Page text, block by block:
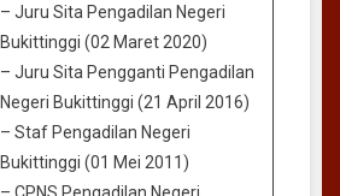
– Juru Sita Pengadilan Negeri
Bukittinggi (02 Maret 2020)
– Juru Sita Pengganti Pengadilan
Negeri Bukittinggi (21 April 2016)
– Staf Pengadilan Negeri
Bukittinggi (01 Mei 2011)
– CPNS Pengadilan Negeri